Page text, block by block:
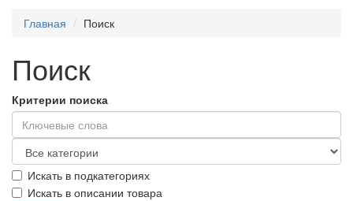
Главная Поиск
Поиск
Критерии поиска
Искать в подкатегориях
Искать в описании товара